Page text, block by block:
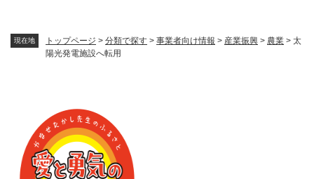
現在地 トップページ > 分類で探す > 事業者向け情報 > 産業振興 > 農業 > 太
陽光発電施設へ転用